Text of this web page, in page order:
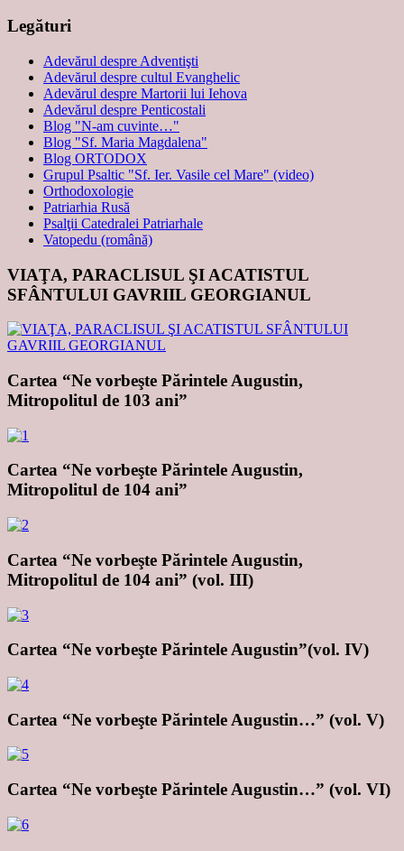
Legături
Adevărul despre Adventişti
Adevărul despre cultul Evanghelic
Adevărul despre Martorii lui Iehova
Adevărul despre Penticostali
Blog "N-am cuvinte…"
Blog "Sf. Maria Magdalena"
Blog ORTODOX
Grupul Psaltic "Sf. Ier. Vasile cel Mare" (video)
Orthodoxologie
Patriarhia Rusă
Psalţii Catedralei Patriarhale
Vatopedu (română)
VIAŢA, PARACLISUL ŞI ACATISTUL
SFÂNTULUI GAVRIIL GEORGIANUL
Cartea “Ne vorbeşte Părintele Augustin,
Mitropolitul de 103 ani”
Cartea “Ne vorbeşte Părintele Augustin,
Mitropolitul de 104 ani”
Cartea “Ne vorbeşte Părintele Augustin,
Mitropolitul de 104 ani” (vol. III)
Cartea “Ne vorbeşte Părintele Augustin”(vol. IV)
Cartea “Ne vorbeşte Părintele Augustin…” (vol. V)
Cartea “Ne vorbeşte Părintele Augustin…” (vol. VI)